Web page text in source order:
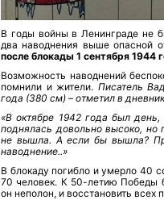
В годы войны в Ленинграде не
два наводнения выше опасной
после блокады 1 сентября 1944
Возможность наводнений
помнили и жители. Писатель
года (380 см) – отметил в
«В октябре 1942 года был
поднялась довольно высоко, но
не вышла. А если бы вышла?
наводнение..»
В блокаду погибло и умерло 40
70 человек. К 50-летию Победы
он неполон, и восстановить